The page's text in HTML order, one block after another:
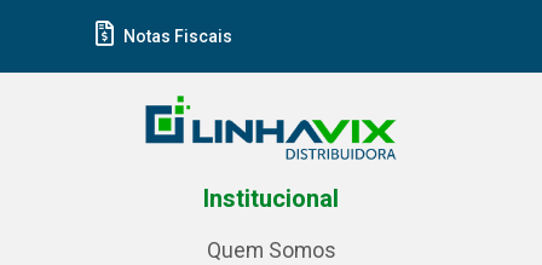
Notas Fiscais
Institucional
Quem Somos